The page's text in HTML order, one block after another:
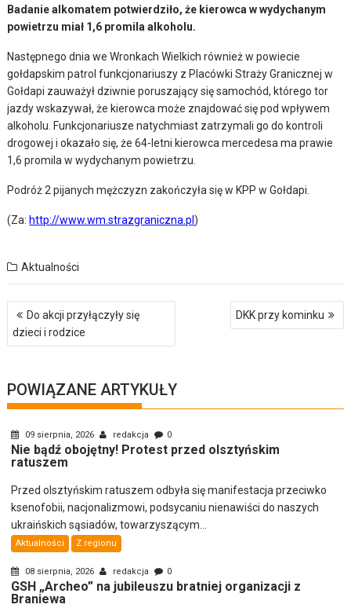
Badanie alkomatem potwierdziło, że kierowca w wydychanym
powietrzu miał 1,6 promila alkoholu.
Następnego dnia we Wronkach Wielkich również w powiecie
gołdapskim patrol funkcjonariuszy z Placówki Straży Granicznej w
Gołdapi zauważył dziwnie poruszający się samochód, którego tor
jazdy wskazywał, że kierowca może znajdować się pod wpływem
alkoholu. Funkcjonariusze natychmiast zatrzymali go do kontroli
drogowej i okazało się, że 64-letni kierowca mercedesa ma prawie
1,6 promila w wydychanym powietrzu.
Podróż 2 pijanych mężczyzn zakończyła się w KPP w Gołdapi.
(Za: http://www.wm.strazgraniczna.pl)
Aktualności
Nawigacja
wpisu
Do akcji przyłączyły się
dzieci i rodzice
DKK przy kominku
POWIĄZANE ARTYKUŁY
09 sierpnia, 2026 redakcja 0
Nie bądź obojętny! Protest przed olsztyńskim
ratuszem
Przed olsztyńskim ratuszem odbyła się manifestacja przeciwko
ksenofobii, nacjonalizmowi, podsycaniu nienawiści do naszych
ukraińskich sąsiadów, towarzyszącym...
Aktualności Z regionu
08 sierpnia, 2026 redakcja 0
GSH „Archeo” na jubileuszu bratniej organizacji z
Braniewa